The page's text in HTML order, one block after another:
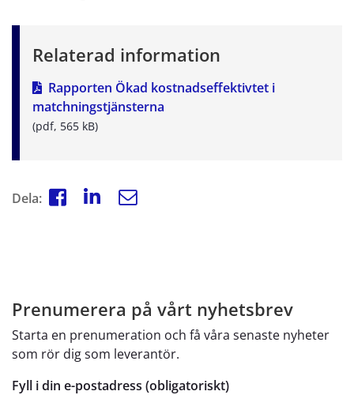
Relaterad information
Rapporten Ökad kostnadseffektivtet i
matchningstjänsterna
(pdf, 565 kB)
Dela:
Prenumerera på vårt nyhetsbrev
Starta en prenumeration och få våra senaste nyheter
som rör dig som leverantör.
Fyll i din e-postadress (obligatoriskt)